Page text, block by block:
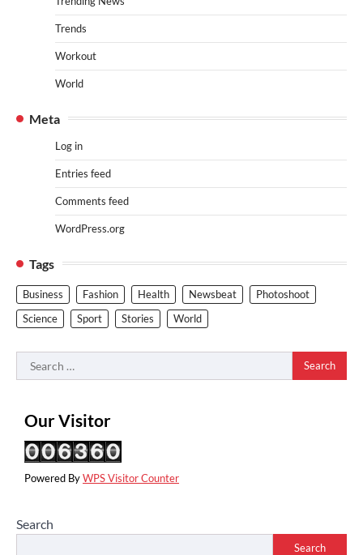
Trends
Workout
World
Meta
Log in
Entries feed
Comments feed
WordPress.org
Tags
Business Fashion Health Newsbeat
Photoshoot
Science
Sport Stories World
Search
for:
Our Visitor
Powered ByWPS Visitor Counter
Search
Search